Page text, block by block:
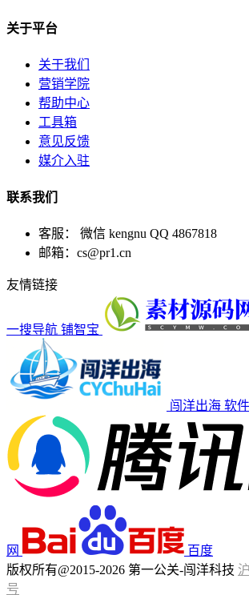
关于平台
关于我们
营销学院
帮助中心
工具箱
意见反馈
媒介入驻
联系我们
客服： 微信 kengnu QQ 4867818
邮箱：cs@pr1.cn
友情链接
一搜导航 铺智宝
闯洋出海 软
网
百度
版权所有@2015-2026 第一公关-闯洋科技
号